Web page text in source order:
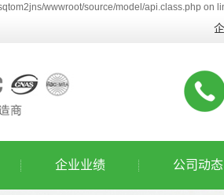
wwwroot/source/model/api.class.php on
企业业绩 公司动态